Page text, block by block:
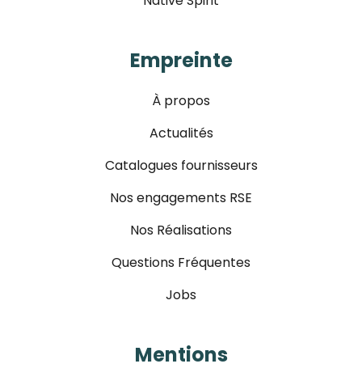
Empreinte
À propos
Actualités
Catalogues fournisseurs
Nos engagements RSE
Nos Réalisations
Questions Fréquentes
Jobs
Mentions